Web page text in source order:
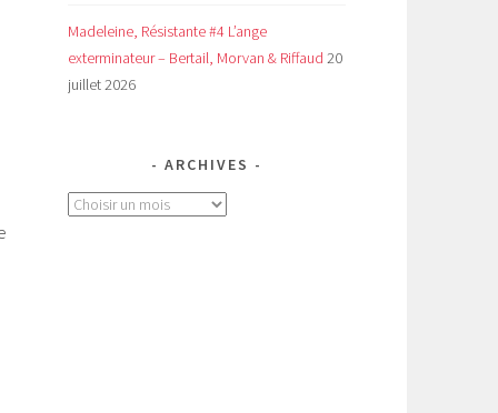
Madeleine, Résistante #4 L’ange
exterminateur – Bertail, Morvan & Riffaud 20
juillet 2026
ARCHIVES
Archives